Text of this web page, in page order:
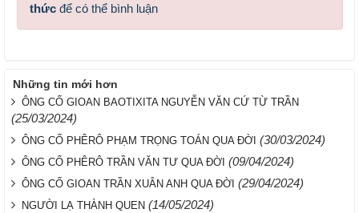
thức để có thể bình luận
Những tin mới hơn
ÔNG CỐ GIOAN BAOTIXITA NGUYỄN VĂN CỨ TỪ TRẦN
(25/03/2024)
ÔNG CỐ PHÊRÔ PHẠM TRỌNG TOÁN QUA ĐỜI (30/03/2024)
ÔNG CỐ PHÊRÔ TRẦN VĂN TƯ QUA ĐỜI (09/04/2024)
ÔNG CỐ GIOAN TRẦN XUÂN ANH QUA ĐỜI (29/04/2024)
NGƯỜI LẠ THÀNH QUEN (14/05/2024)